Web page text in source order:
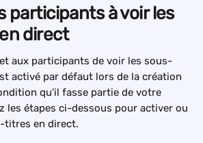
participants à voir les
direct
aux participants de voir les sous-
activé par défaut lors de la création
qu'il fasse partie de votre
les étapes ci-dessous pour activer ou
titres en direct.